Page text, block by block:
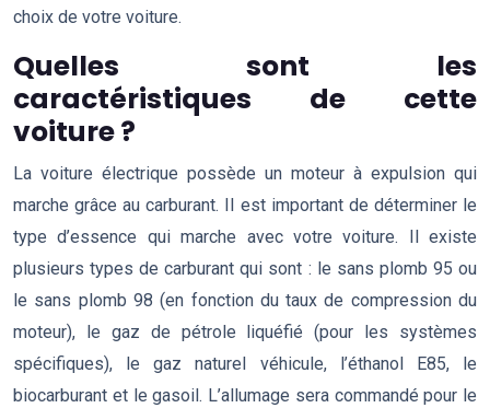
choix de votre voiture.
Quelles sont les
caractéristiques de cette
voiture ?
La voiture électrique possède un moteur à expulsion qui
marche grâce au carburant. Il est important de déterminer le
type d’essence qui marche avec votre voiture. Il existe
plusieurs types de carburant qui sont : le sans plomb 95 ou
le sans plomb 98 (en fonction du taux de compression du
moteur), le gaz de pétrole liquéfié (pour les systèmes
spécifiques), le gaz naturel véhicule, l’éthanol E85, le
biocarburant et le gasoil. L’allumage sera commandé pour le